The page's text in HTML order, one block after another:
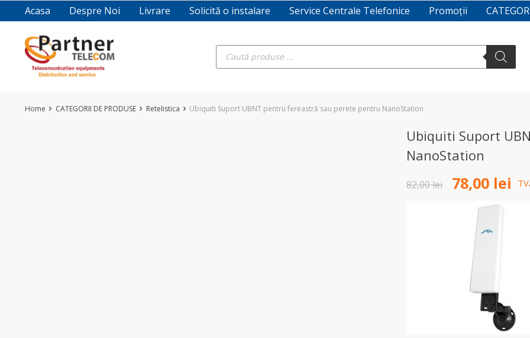
Acasa Despre Noi Livrare Solicită o instalare Service Centrale Telefonice Promoții
Products
search
Home CATEGORII DE PRODUSE Retelistica Ubiquiti Suport UBNT pentru fereastră sau perete pentru NanoStation
Ubiquiti Suport
NanoStation
82,00lei
Prețul 78,00 lei
Prețul